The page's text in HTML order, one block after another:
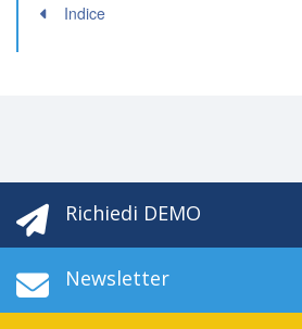
Indice
Richiedi DEMO
Newsletter